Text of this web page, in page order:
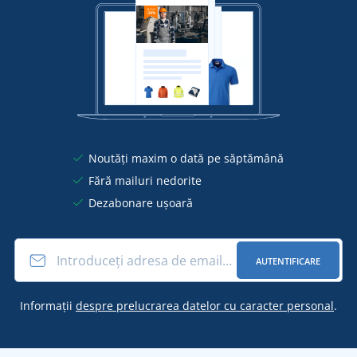
Noutăți maxim o dată pe săptămână
Fără mailuri nedorite
Dezabonare ușoară
AUTENTIFICARE
Informații despre prelucrarea datelor cu caracter personal.